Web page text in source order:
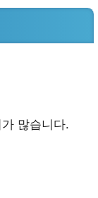
많습니다.